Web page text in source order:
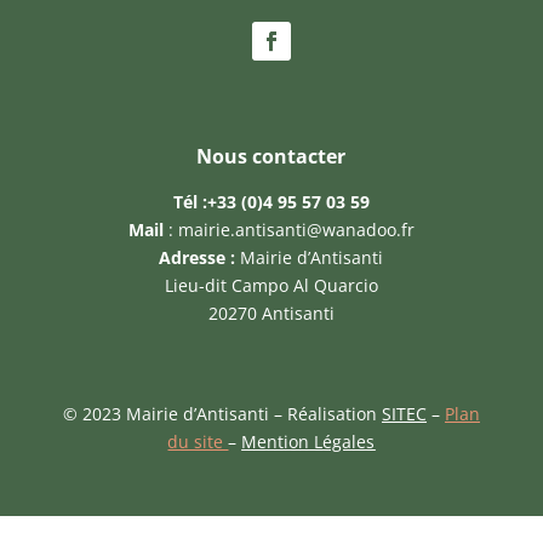
Nous contacter
Tél :+33 (0)4 95 57 03 59
Mail: mairie.antisanti@wanadoo.fr
Adresse : Mairie d’Antisanti
Lieu-dit Campo Al Quarcio
20270 Antisanti
© 2023 Mairie d’Antisanti – Réalisation SITEC – Plan
du site– Mention Légales